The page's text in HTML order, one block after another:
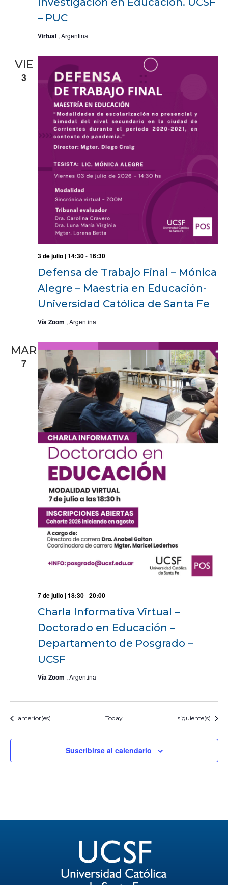
– PUC
Virtual , Argentina
VIE
3
Defensa de Trabajo Final – Mónica
Alegre – Maestría en Educación-
Universidad Católica de Santa Fe
3 de julio | 14:30-16:30
Vía Zoom , Argentina
MAR
7
Charla Informativa Virtual –
Doctorado en Educación –
Departamento de Posgrado –
UCSF
7 de julio | 18:30-20:00
Vía Zoom , Argentina
Eventos
anterior(es) Today Eventos
siguiente(s)
Suscribirse al calendario